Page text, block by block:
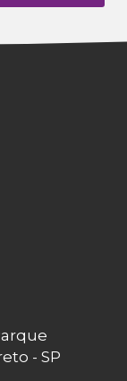
- SP